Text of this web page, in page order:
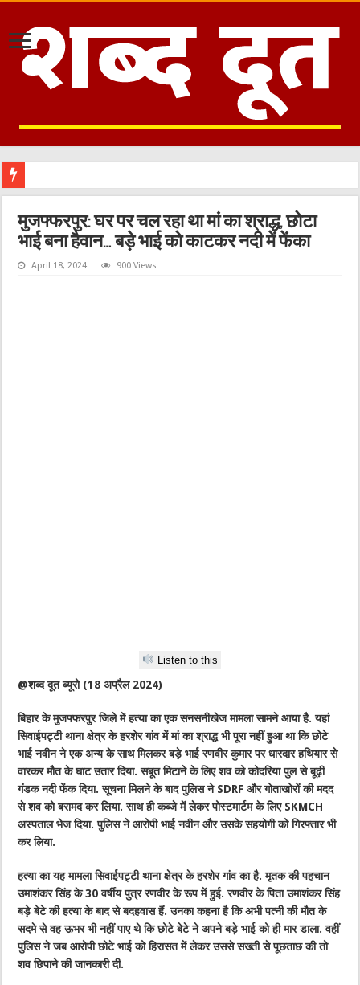
मुजफ्फरपुर: घर पर चल रहा था मां का श्राद्ध, छोटा
भाई बना हैवान… बड़े भाई को काटकर नदी में फेंका
April 18, 2024 900 Views
Listen to this
@शब्द दूत ब्यूरो (18 अप्रैल 2024)
बिहार के मुजफ्फरपुर जिले में हत्या का एक सनसनीखेज मामला सामने आया है. यहां
सिवाईपट्टी थाना क्षेत्र के हरशेर गांव में मां का श्राद्ध भी पूरा नहीं हुआ था कि छोटे
भाई नवीन ने एक अन्य के साथ मिलकर बड़े भाई रणवीर कुमार पर धारदार हथियार से
वारकर मौत के घाट उतार दिया. सबूत मिटाने के लिए शव को कोदरिया पुल से बूढ़ी
गंडक नदी फेंक दिया. सूचना मिलने के बाद पुलिस ने SDRF और गोताखोरों की मदद
से शव को बरामद कर लिया. साथ ही कब्जे में लेकर पोस्टमार्टम के लिए SKMCH
अस्पताल भेज दिया. पुलिस ने आरोपी भाई नवीन और उसके सहयोगी को गिरफ्तार भी
कर लिया.
हत्या का यह मामला सिवाईपट्टी थाना क्षेत्र के हरशेर गांव का है. मृतक की पहचान
उमाशंकर सिंह के 30 वर्षीय पुत्र रणवीर के रूप में हुई. रणवीर के पिता उमाशंकर सिंह
बड़े बेटे की हत्या के बाद से बदहवास हैं. उनका कहना है कि अभी पत्नी की मौत के
सदमे से वह ऊभर भी नहीं पाए थे कि छोटे बेटे ने अपने बड़े भाई को ही मार डाला. वहीं
पुलिस ने जब आरोपी छोटे भाई को हिरासत में लेकर उससे सख्ती से पूछताछ की तो
शव छिपाने की जानकारी दी.